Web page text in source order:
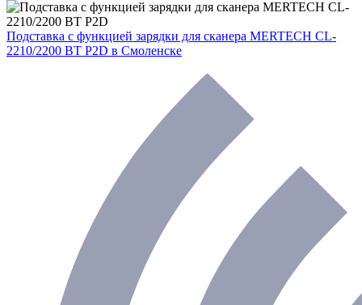
Подставка с функцией зарядки для сканера MERTECH CL-
2210/2200 BT P2D в Смоленске